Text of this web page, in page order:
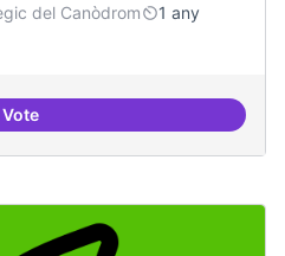
del Canòdrom
1 any
Vote3-4 centres-lab internacionals